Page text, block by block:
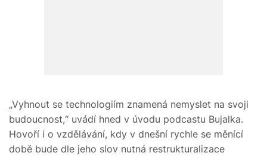
„Vyhnout se technologiím znamená nemyslet na svoji
budoucnost,“ uvádí hned v úvodu podcastu Bujalka.
Hovoří i o vzdělávání, kdy v dnešní rychle se měnící
době bude dle jeho slov nutná restrukturalizace